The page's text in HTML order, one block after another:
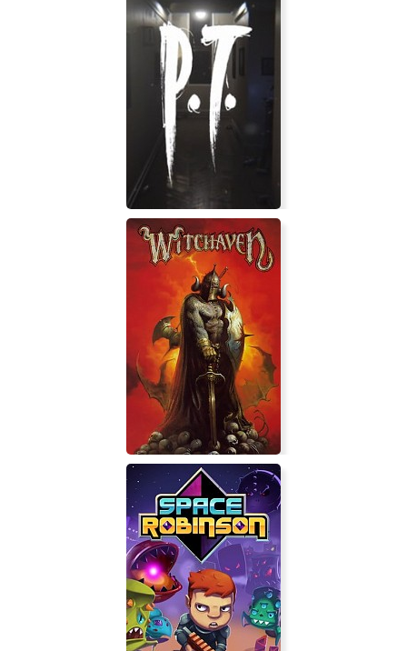
Just Take Your Left
P.T. Silent Hills
Witchaven